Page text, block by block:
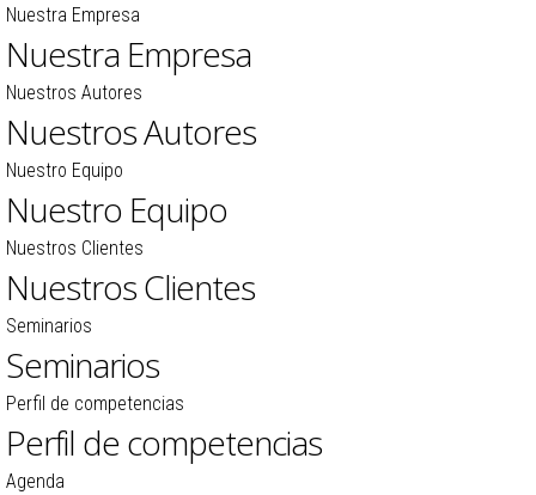
Nuestra Empresa
Nuestra Empresa
Nuestros Autores
Nuestros Autores
Nuestro Equipo
Nuestro Equipo
Nuestros Clientes
Nuestros Clientes
Seminarios
Seminarios
Perfil de competencias
Perfil de competencias
Agenda